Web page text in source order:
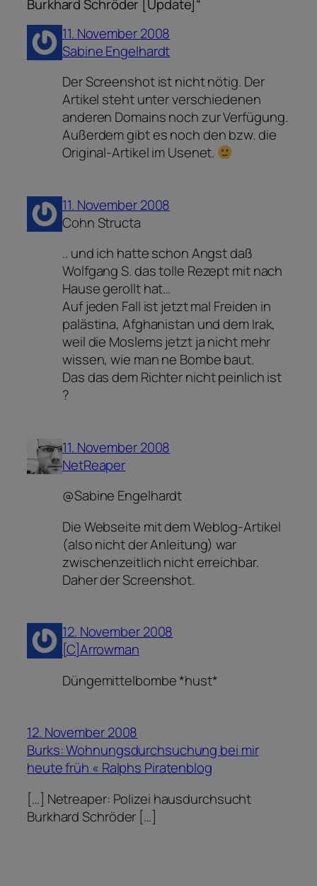
Burkhard Schröder [Update]“
11. November 2008
Sabine Engelhardt
Der Screenshot ist nicht nötig. Der
Artikel steht unter verschiedenen
anderen Domains noch zur Verfügung.
Außerdem gibt es noch den bzw. die
Original-Artikel im Usenet.
11. November 2008
Cohn Structa
.. und ich hatte schon Angst daß
Wolfgang S. das tolle Rezept mit nach
Hause gerollt hat…
Auf jeden Fall ist jetzt mal Freiden in
palästina, Afghanistan und dem Irak,
weil die Moslems jetzt ja nicht mehr
wissen, wie man ne Bombe baut.
Das das dem Richter nicht peinlich ist
?
11. November 2008
NetReaper
@Sabine Engelhardt
Die Webseite mit dem Weblog-Artikel
(also nicht der Anleitung) war
zwischenzeitlich nicht erreichbar.
Daher der Screenshot.
12. November 2008
[C]Arrowman
Düngemittelbombe *hust*
12. November 2008
Burks: Wohnungsdurchsuchung bei mir
heute früh « Ralphs Piratenblog
[…] Netreaper: Polizei hausdurchsucht
Burkhard Schröder […]